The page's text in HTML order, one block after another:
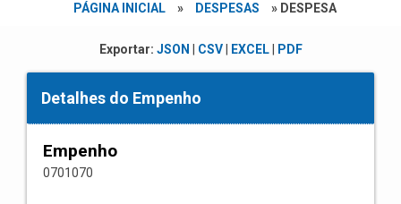
PÁGINA INICIAL » DESPESAS » DESPESA
Exportar: JSON CSV| EXCEL| PDF
Detalhes do Empenho
Empenho
0701070